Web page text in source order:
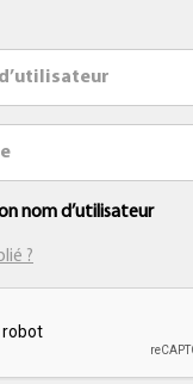
nom d’utilisateur
?